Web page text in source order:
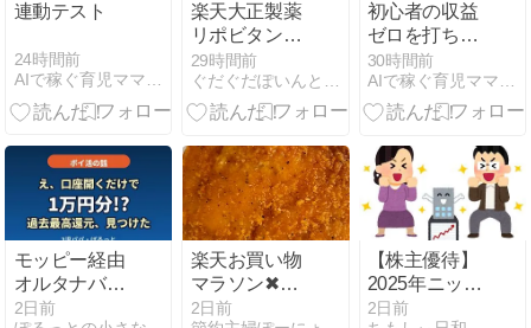
連動テスト
24時間前
AIで稼ぐ育児ママの在宅起業術
楽天大正製薬
リポビタン熱
中症対策キャ
ンペーン、2
点以上お気に
楽天ポイント
5ポイントを
プレゼント。
8/14 9:59ま
で。
29時間前
初心者の収益
ゼロを打ち破
る
Threads×note
収益化設計書
30時間前
モッピー経由
オルタナバン
ク口座開設で
2日前
楽天お買い物
マラソン✖︎お
得な8倍の
2日前
【株主優待】
2025年ニップ
ン500株の優
2日前